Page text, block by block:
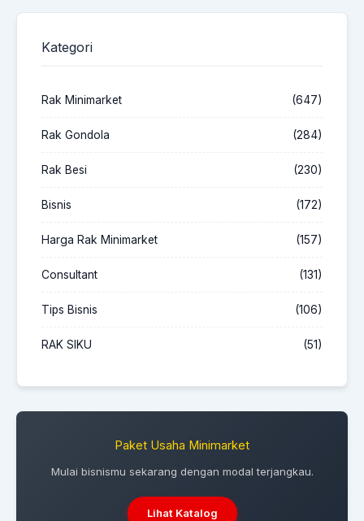
Kategori
Rak Minimarket (647)
Rak Gondola (284)
Rak Besi (230)
Bisnis (172)
Harga Rak Minimarket (157)
Consultant (131)
Tips Bisnis (106)
RAK SIKU (51)
Paket Usaha Minimarket
Mulai bisnismu sekarang dengan modal terjangkau.
Lihat Katalog